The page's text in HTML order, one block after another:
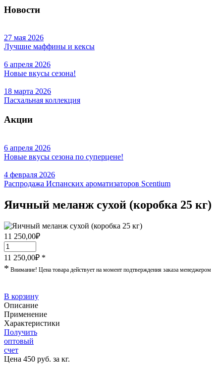
Новости
27 мая 2026
Лучшие маффины и кексы
6 апреля 2026
Новые вкусы сезона!
18 марта 2026
Пасхальная коллекция
Акции
6 апреля 2026
Новые вкусы сезона по суперцене!
4 февраля 2026
Распродажа Испанских ароматизаторов Scentium
Яичный меланж сухой (коробка 25 кг)
11 250,00₽
11 250,00₽ *
* Внимание! Цена товара действует на момент подтверждения заказа менеджером
В корзину
Описание
Применение
Характеристики
Получить
оптовый
счет
Цена 450 руб. за кг.